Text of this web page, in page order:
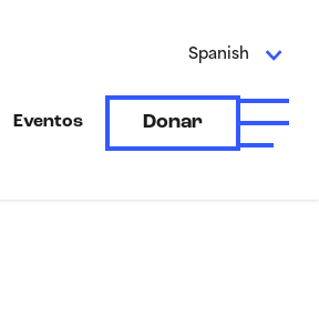
Eventos Donar
Spanish
Abrir